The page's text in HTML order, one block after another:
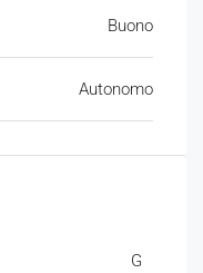
Buono
Autonomo
G